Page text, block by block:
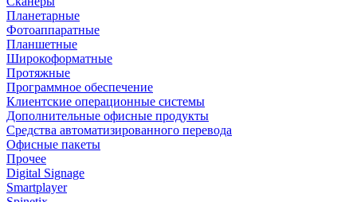
Планетарные
Фотоаппаратные
Планшетные
Широкоформатные
Протяжные
Программное обеспечение
Клиентские операционные системы
Дополнительные офисные продукты
Средства автоматизированного перевода
Офисные пакеты
Прочее
Digital Signage
Smartplayer